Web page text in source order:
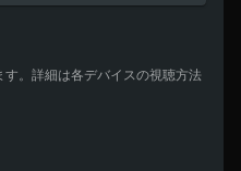
。詳細は各デバイスの視聴方法